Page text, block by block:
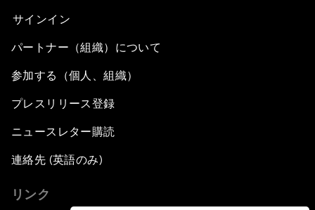
サインイン
パートナー（組織）について
参加する（個人、組織）
プレスリリース登録
ニュースレター購読
連絡先 (英語のみ)
リンク